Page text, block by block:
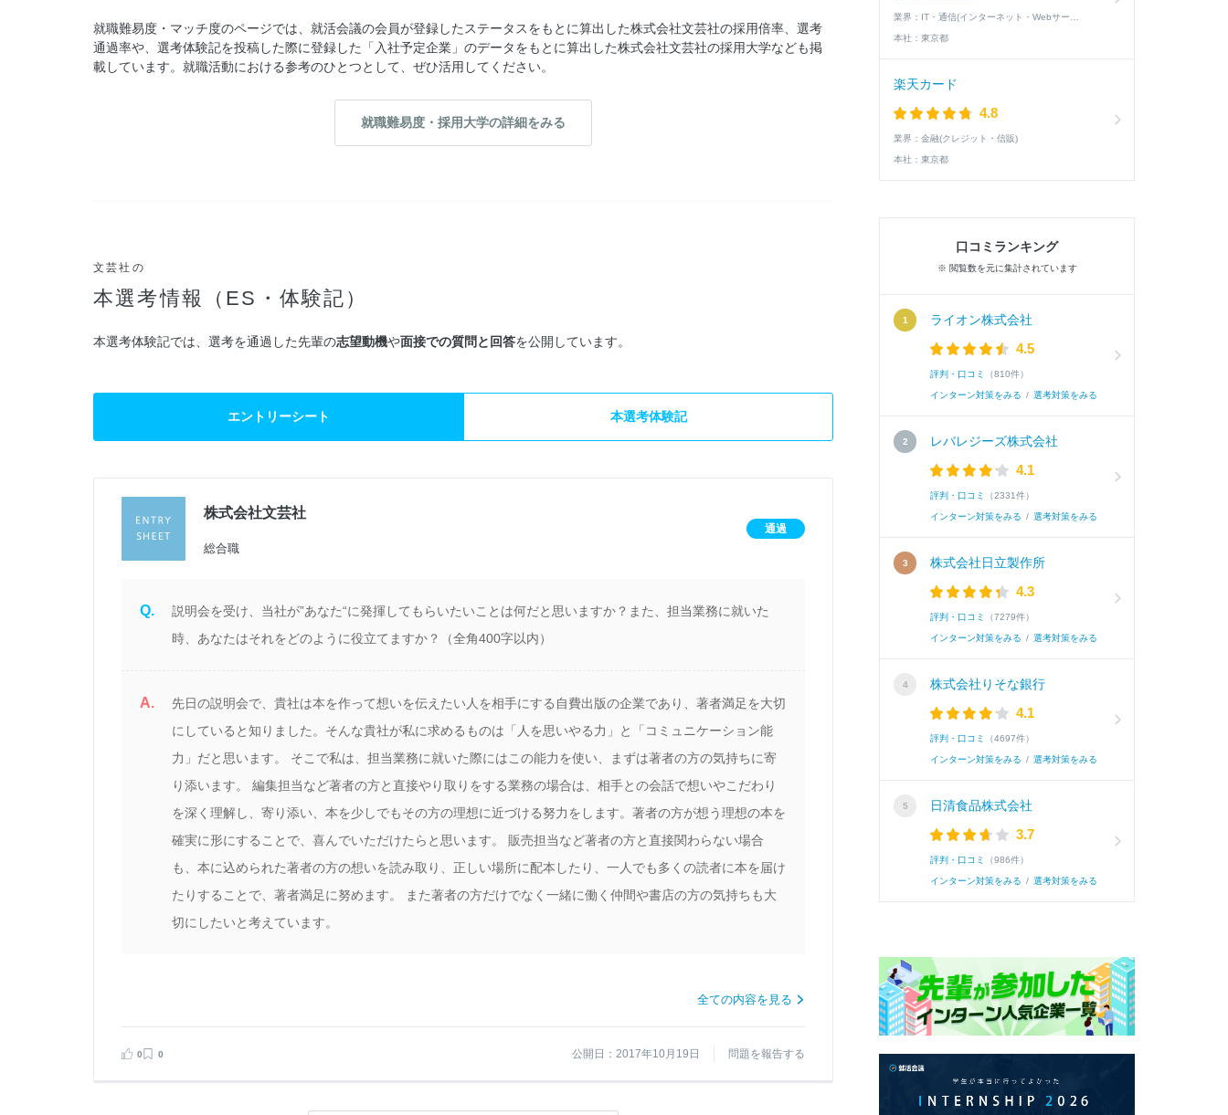
就職難易度・マッチ度のページでは、就活会議の会員が登録したステータスをもとに算出した株式会社文芸社の採用倍率、選考
通過率や、選考体験記を投稿した際に登録した「入社予定企業」のデータをもとに算出した株式会社文芸社の採用大学なども掲
載しています。就職活動における参考のひとつとして、ぜひ活用してください。
就職難易度・採用大学の詳細をみる
文芸社の
本選考情報（ES・体験記）
本選考体験記では、選考を通過した先輩の志望動機や面接での質問と回答を公開しています。
エントリーシート 本選考体験記
株式会社文芸社
総合職
通過
Q.
説明会を受け、当社が”あなた“に発揮してもらいたいことは何だと思いますか？また、担当業務に就いた
時、あなたはそれをどのように役立てますか？（全角400字以内）
A.
先日の説明会で、貴社は本を作って想いを伝えたい人を相手にする自費出版の企業であり、著者満足を大切
にしていると知りました。そんな貴社が私に求めるものは「人を思いやる力」と「コミュニケーション能
力」だと思います。 そこで私は、担当業務に就いた際にはこの能力を使い、まずは著者の方の気持ちに寄
り添います。 編集担当など著者の方と直接やり取りをする業務の場合は、相手との会話で想いやこだわり
を深く理解し、寄り添い、本を少しでもその方の理想に近づける努力をします。著者の方が想う理想の本を
確実に形にすることで、喜んでいただけたらと思います。 販売担当など著者の方と直接関わらない場合
も、本に込められた著者の方の想いを読み取り、正しい場所に配本したり、一人でも多くの読者に本を届け
たりすることで、著者満足に努めます。 また著者の方だけでなく一緒に働く仲間や書店の方の気持ちも大
切にしたいと考えています。
全ての内容を見る
0 0 公開日：2017年10月19日 問題を報告する
業界：
本社： 東京都
楽天カード
4.8
業界： 金融(クレジット・信販)
本社： 東京都
口コミランキング
※ 閲覧数を元に集計されています
ライオン株式会社
4.5
評判・口コミ （810件）
インターン対策をみる / 選考対策をみる
レバレジーズ株式会社
4.1
評判・口コミ （2331件）
インターン対策をみる / 選考対策をみる
株式会社日立製作所
4.3
評判・口コミ （7279件）
インターン対策をみる / 選考対策をみる
株式会社りそな銀行
4.1
評判・口コミ （4697件）
インターン対策をみる / 選考対策をみる
日清食品株式会社
3.7
評判・口コミ （986件）
インターン対策をみる / 選考対策をみる